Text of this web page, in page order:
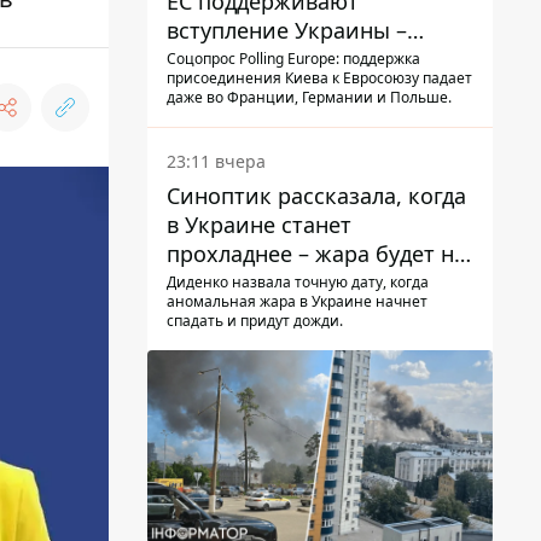
вступление Украины –
результаты опроса
Соцопрос Polling Europe: поддержка
присоединения Киева к Евросоюзу падает
даже во Франции, Германии и Польше.
23:11 вчера
Синоптик рассказала, когда
в Украине станет
прохладнее – жара будет не
долго
Диденко назвала точную дату, когда
аномальная жара в Украине начнет
спадать и придут дожди.